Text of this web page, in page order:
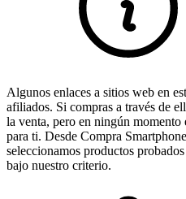
Algunos enlaces a sitios web en
afiliados. Si compras a través de
la venta, pero en ningún momento
para ti. Desde Compra
seleccionamos productos
bajo nuestro criterio.